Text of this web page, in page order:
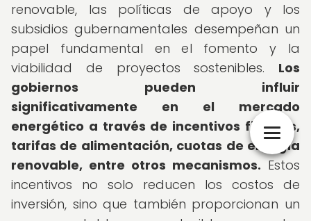
renovable, las políticas de apoyo y los
subsidios gubernamentales desempeñan un
papel fundamental en el fomento y la
viabilidad de proyectos sostenibles. Los
gobiernos pueden influir
significativamente en el mercado
energético a través de incentivos fiscales,
tarifas de alimentación, cuotas de energía
renovable, entre otros mecanismos. Estos
incentivos no solo reducen los costos de
inversión, sino que también proporcionan un